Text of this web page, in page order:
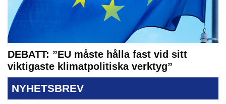
DEBATT: ”EU måste hålla fast vid sitt
viktigaste klimatpolitiska verktyg”
NYHETSBREV